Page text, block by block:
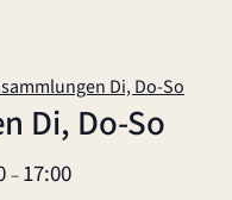
Di, Do-So
Di, Do-So
–17:00